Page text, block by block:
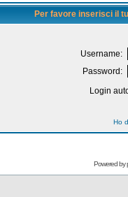
Per favore inserisci il
Username:
Password:
Login
Ho
Powered by